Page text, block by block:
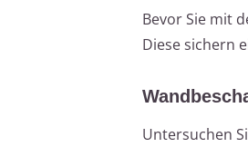
Bevor Sie mit
Diese sichern
Untersuchen